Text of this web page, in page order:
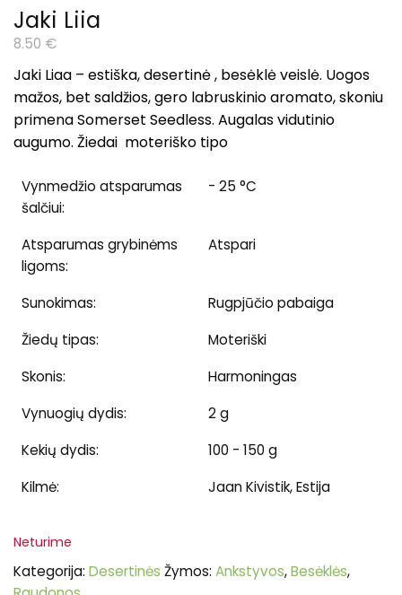
Jaki Liia
8.50 €
Jaki Liaa –estiška, desertinė , besėklė veislė. Uogos
mažos, bet saldžios, gero labruskinio aromato, skoniu
primena Somerset Seedless. Augalas vidutinio
augumo. Žiedai moteriško tipo
Vynmedžio atsparumas
šalčiui:
- 25 °C
Atsparumas grybinėms
ligoms:
Atspari
Sunokimas:
Rugpjūčio pabaiga
Žiedų tipas:
Moteriški
Skonis:
Harmoningas
Vynuogių dydis:
2 g
Kekių dydis:
100 - 150 g
Kilmė:
Jaan Kivistik, Estija
Neturime
Kategorija:Desertinės Žymos:Ankstyvos,Besėklės,